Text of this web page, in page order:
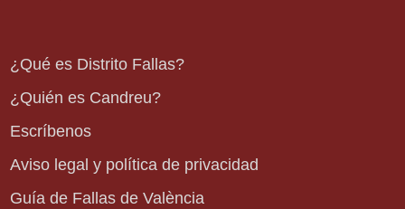
¿Qué es Distrito Fallas?
¿Quién es Candreu?
Escríbenos
Aviso legal y política de privacidad
Guía de Fallas de València